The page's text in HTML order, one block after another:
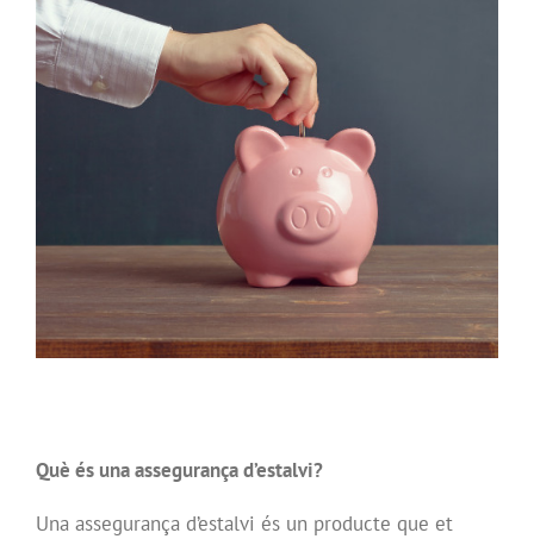
Què és una assegurança d’estalvi?
Una assegurança d’estalvi és un producte que et